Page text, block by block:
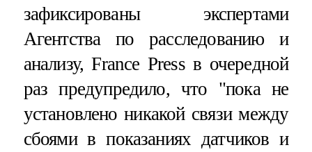
зафиксированы экспертами
Агентства по расследованию и
анализу, France Press в очередной
раз предупредило, что "пока не
установлено никакой связи между
сбоями в показаниях датчиков и